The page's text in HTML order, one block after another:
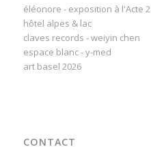
éléonore - exposition à l'Acte 2
hôtel alpes & lac
claves records - weiyin chen
espace blanc - y-med
art basel 2026
CONTACT